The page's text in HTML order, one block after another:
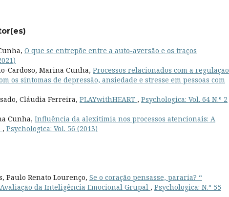
O que se entrepõe entre a auto-aversão e os traços
Cardoso, Marina Cunha, Processos relacionados com a regulação
os sintomas de depressão, ansiedade e stresse em pessoas com
Cláudia Ferreira, PLAYwithHEART , Psychologica: Vol. 64 N.º 2
Cunha, Influência da alexitimia nos processos atencionais: A
, Psychologica: Vol. 56 (2013)
Paulo Renato Lourenço, Se o coração pensasse, pararia? “
da Inteligência Emocional Grupal , Psychologica: N.º 55